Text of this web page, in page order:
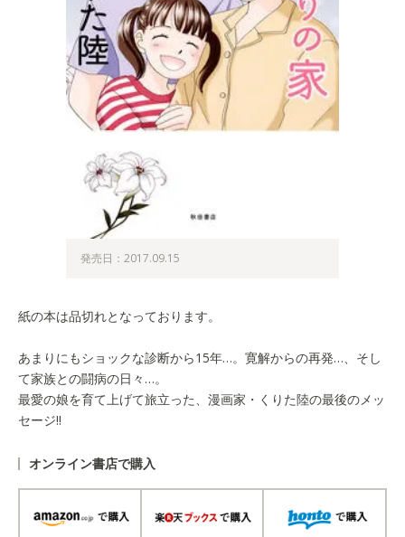
発売日：2017.09.15
紙の本は品切れとなっております。
あまりにもショックな診断から15年…。寛解からの再発…、そし
て家族との闘病の日々…。
最愛の娘を育て上げて旅立った、漫画家・くりた陸の最後のメッ
セージ!!
オンライン書店で購入